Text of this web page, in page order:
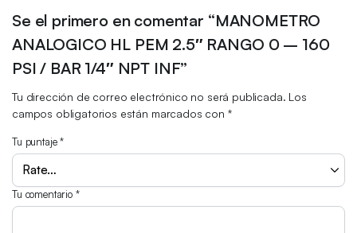
Se el primero en comentar “MANOMETRO
ANALOGICO HL PEM 2.5″ RANGO 0 – 160
PSI / BAR 1/4″ NPT INF”
Tu dirección de correo electrónico no será publicada. Los
campos obligatorios están marcados con *
Tu puntaje*
Tu comentario *